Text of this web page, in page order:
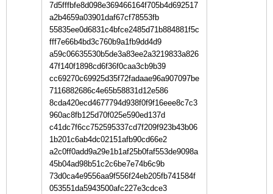
7d5fffbfe8d098e369466164f705b4d692517
a2b4659a03901daf67cf78553fb
55835ee0d6831c4bfce2485d71b884881f5c
fff7e66b4bd3c760b9a1fb9dd4d9
a59c06635530b5de3a83ee2a3219833a826
47f140f1898cd6f36f0caa3cb9b39
cc69270c69925d35f72fadaae96a907097be
7116882686c4e65b58831d12e586
8cda420ecd4677794d938f0f9f16eee8c7c3
960ac8fb125d70f025e590ed137d
c41dc7f6cc752595337cd7f209f923b43b06
1b201c6ab4dc02151afb90cd66e2
a2c0ff0add9a29e1b1af25b0faf553de9098a
45b04ad98b51c2c6be7e74b6c9b
73d0ca4e9556aa9f556f24eb205fb741584f
053551da5943500afc227e3cdce3